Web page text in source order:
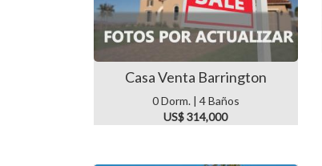
Casa Venta Barrington
0 Dorm. | 4 Baños
US$ 314,000